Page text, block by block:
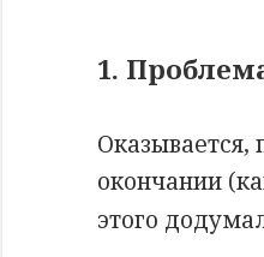
1.
окончании
этого